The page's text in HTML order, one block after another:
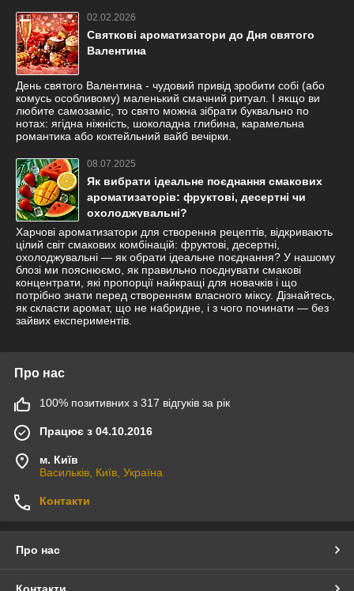
02.02.2026
Святкові ароматизатори до Дня святого
Валентина
День святого Валентина - чудовий привід зробити собі (або
комусь особливому) маленький смачний ритуал. І якщо ви
любите самозаміс, то свято можна зібрати буквально по
нотах: ягідна ніжність, шоколадна глибина, карамельна
романтика або коктейльний вайб вечірки.
08.07.2025
Як вибрати ідеальне поєднання смакових
ароматизаторів: фруктові, десертні чи
охолоджувальні?
Харчові ароматизатори для створення рецептів, відкривають
цілий світ смакових комбінацій: фруктові, десертні,
охолоджувальні — як обрати ідеальне поєднання? У нашому
блозі ми пояснюємо, як правильно поєднувати смакові
концентрати, які пропорції найкращі для новачків і що
потрібно знати перед створенням власного міксу. Дізнайтесь,
як скласти аромат, що не набридне, і з чого починати — без
зайвих експериментів.
Про нас
100% позитивних з 317 відгуків за рік
Працює з 04.10.2016
м. Київ
Васильків, Київ, Україна
Контакти
Про нас
Контакти